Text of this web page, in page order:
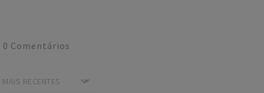
0 Comentários